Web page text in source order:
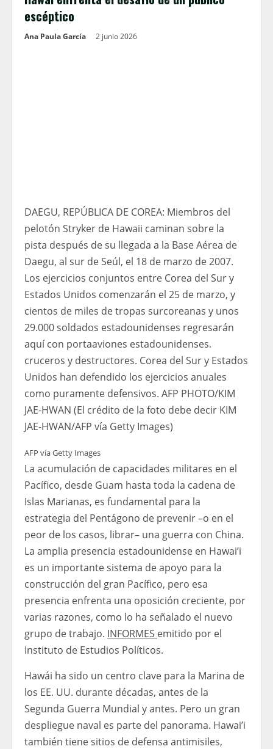
escéptico
Ana Paula García 2 junio 2026
DAEGU, REPÚBLICA DE COREA: Miembros del
pelotón Stryker de Hawaii caminan sobre la
pista después de su llegada a la Base Aérea de
Daegu, al sur de Seúl, el 18 de marzo de 2007.
Los ejercicios conjuntos entre Corea del Sur y
Estados Unidos comenzarán el 25 de marzo, y
cientos de miles de tropas surcoreanas y unos
29.000 soldados estadounidenses regresarán
aquí con portaaviones estadounidenses.
cruceros y destructores. Corea del Sur y Estados
Unidos han defendido los ejercicios anuales
como puramente defensivos. AFP PHOTO/KIM
JAE-HWAN (El crédito de la foto debe decir KIM
JAE-HWAN/AFP vía Getty Images)
AFP vía Getty Images
La acumulación de capacidades militares en el
Pacífico, desde Guam hasta toda la cadena de
Islas Marianas, es fundamental para la
estrategia del Pentágono de prevenir –o en el
peor de los casos, librar– una guerra con China.
La amplia presencia estadounidense en Hawai’i
es un importante sistema de apoyo para la
construcción del gran Pacífico, pero esa
presencia enfrenta una oposición creciente, por
varias razones, como lo ha señalado el nuevo
grupo de trabajo. INFORMES emitido por el
Instituto de Estudios Políticos.
Hawái ha sido un centro clave para la Marina de
los EE. UU. durante décadas, antes de la
Segunda Guerra Mundial y antes. Pero un gran
despliegue naval es parte del panorama. Hawai’i
también tiene sitios de defensa antimisiles,